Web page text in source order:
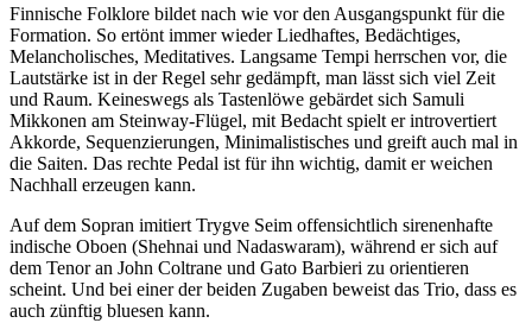
Finnische Folklore bildet nach wie vor den Ausgangspunkt für die
Formation. So ertönt immer wieder Liedhaftes, Bedächtiges,
Melancholisches, Meditatives. Langsame Tempi herrschen vor, die
Lautstärke ist in der Regel sehr gedämpft, man lässt sich viel Zeit
und Raum. Keineswegs als Tastenlöwe gebärdet sich Samuli
Mikkonen am Steinway-Flügel, mit Bedacht spielt er introvertiert
Akkorde, Sequenzierungen, Minimalistisches und greift auch mal in
die Saiten. Das rechte Pedal ist für ihn wichtig, damit er weichen
Nachhall erzeugen kann.
Auf dem Sopran imitiert Trygve Seim offensichtlich sirenenhafte
indische Oboen (Shehnai und Nadaswaram), während er sich auf
dem Tenor an John Coltrane und Gato Barbieri zu orientieren
scheint. Und bei einer der beiden Zugaben beweist das Trio, dass es
auch zünftig bluesen kann.